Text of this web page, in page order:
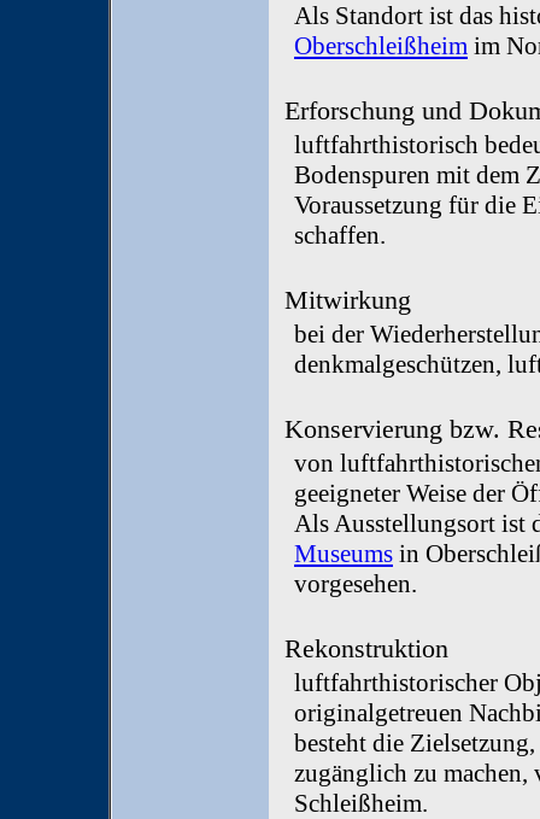
Als Standort ist das
Oberschleißheim im
Erforschung und
luftfahrthistorisch
Bodenspuren mit dem
Voraussetzung für die
schaffen.
Mitwirkung
bei der
denkmalgeschützen,
Konservierung bzw.
von
geeigneter Weise der
Als Ausstellungsort ist
Museums in
vorgesehen.
Rekonstruktion
luftfahrthistorischer
originalgetreuen
besteht die
zugänglich zu
Schleißheim.